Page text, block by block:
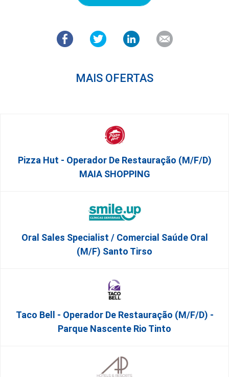
MAIS OFERTAS
Pizza Hut - Operador De Restauração (m/f/d)
MAIA SHOPPING
Oral Sales Specialist / Comercial Saúde Oral
(M/F) Santo Tirso
Taco Bell - Operador De Restauração (m/f/d) -
Parque Nascente Rio Tinto